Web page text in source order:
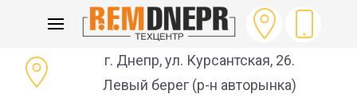
г. Днепр, ул. Курсантская, 26.
Левый берег (р-н авторынка)